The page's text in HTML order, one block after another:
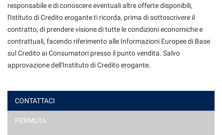
Ho letto e accetto
responsabile e di conoscere eventuali altre offerte disponibili,
l'Istituto di Credito erogante ti ricorda, prima di sottoscrivere il
contratto, di prendere visione di tutte le condizioni economiche e
contrattuali, facendo riferimento alle Informazioni Europee di Base
sul Credito ai Consumatori presso il punto vendita. Salvo
approvazione dell'Instituto di Credito erogante.
CONTATTACI
PERMUTA